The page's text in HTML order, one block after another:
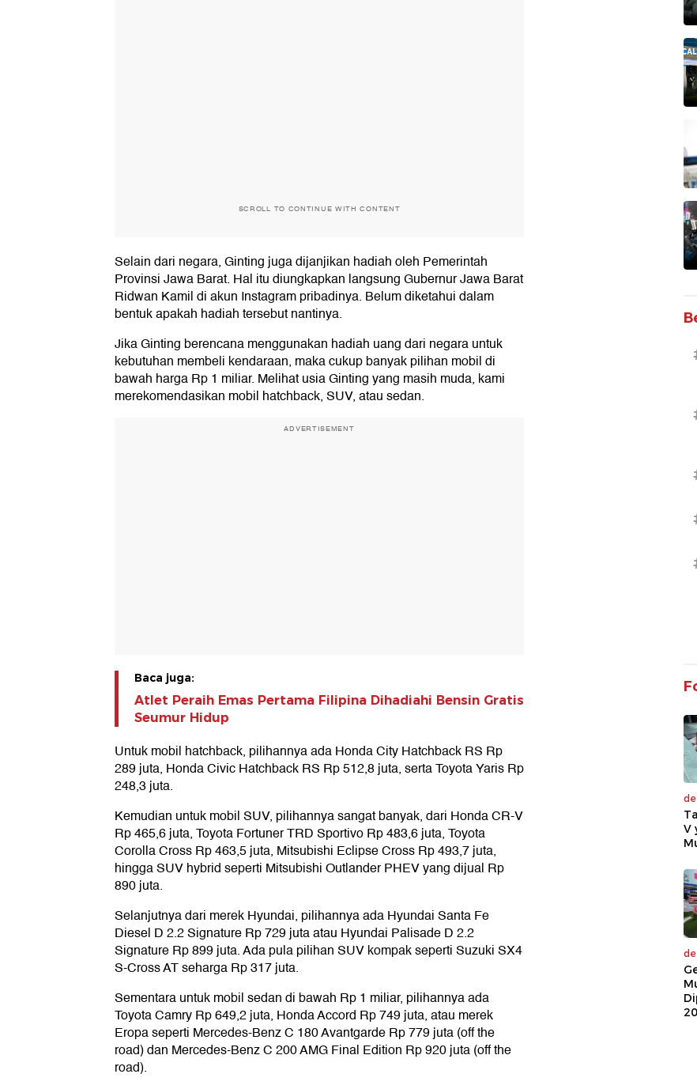
SCROLL TO CONTINUE WITH CONTENT
Selain dari negara, Ginting juga dijanjikan hadiah oleh Pemerintah
Provinsi Jawa Barat. Hal itu diungkapkan langsung Gubernur Jawa Barat
Ridwan Kamil di akun Instagram pribadinya. Belum diketahui dalam
bentuk apakah hadiah tersebut nantinya.
Jika Ginting berencana menggunakan hadiah uang dari negara untuk
kebutuhan membeli kendaraan, maka cukup banyak pilihan mobil di
bawah harga Rp 1 miliar. Melihat usia Ginting yang masih muda, kami
merekomendasikan mobil hatchback, SUV, atau sedan.
ADVERTISEMENT
Baca juga:
Atlet Peraih Emas Pertama Filipina Dihadiahi Bensin Gratis
Seumur Hidup
Untuk mobil hatchback, pilihannya ada Honda City Hatchback RS Rp
289 juta, Honda Civic Hatchback RS Rp 512,8 juta, serta Toyota Yaris Rp
248,3 juta.
Kemudian untuk mobil SUV, pilihannya sangat banyak, dari Honda CR-V
Rp 465,6 juta, Toyota Fortuner TRD Sportivo Rp 483,6 juta, Toyota
Corolla Cross Rp 463,5 juta, Mitsubishi Eclipse Cross Rp 493,7 juta,
hingga SUV hybrid seperti Mitsubishi Outlander PHEV yang dijual Rp
890 juta.
Selanjutnya dari merek Hyundai, pilihannya ada Hyundai Santa Fe
Diesel D 2.2 Signature Rp 729 juta atau Hyundai Palisade D 2.2
Signature Rp 899 juta. Ada pula pilihan SUV kompak seperti Suzuki SX4
S-Cross AT seharga Rp 317 juta.
Sementara untuk mobil sedan di bawah Rp 1 miliar, pilihannya ada
Toyota Camry Rp 649,2 juta, Honda Accord Rp 749 juta, atau merek
Eropa seperti Mercedes-Benz C 180 Avantgarde Rp 779 juta (off the
road) dan Mercedes-Benz C 200 AMG Final Edition Rp 920 juta (off the
road).
V